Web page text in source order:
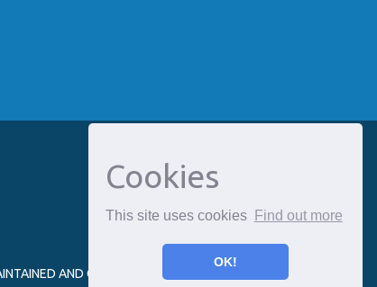
Cookies
This site uses cookies Find out more
OK!
AND OPTIMIZED BY